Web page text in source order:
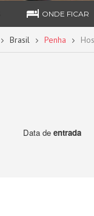
ONDE FICAR
Brasil Penha
Data de entrada